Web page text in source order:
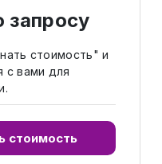
запросу
стоимость" и
с вами для
стоимость